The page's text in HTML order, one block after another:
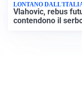
LONTANO
Vlahovic, rebus
contendono il